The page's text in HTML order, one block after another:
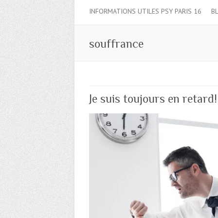
INFORMATIONS UTILES PSY PARIS 16
souffrance
Je suis toujours en retard!